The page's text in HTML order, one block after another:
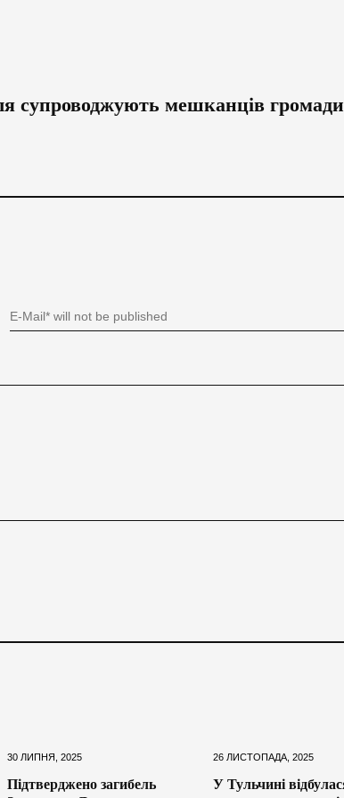
супроводжують мешканців
30 ЛИПНЯ, 2025
Підтверджено загибель
26 ЛИСТОПАДА, 2025
У Тульчині